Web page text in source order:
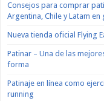
Consejos para comprar
Argentina, Chile y Latam en
Nueva tienda oficial Flying
Patinar – Una de las
forma
Patinaje en línea como
running